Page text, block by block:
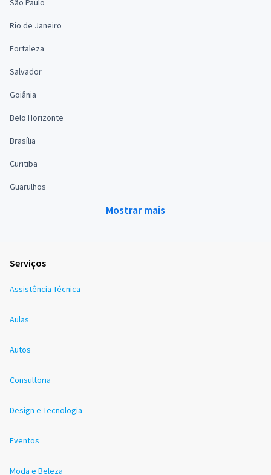
São Paulo
Rio de Janeiro
Fortaleza
Salvador
Goiânia
Belo Horizonte
Brasília
Curitiba
Guarulhos
Mostrar mais
Serviços
Assistência Técnica
Aulas
Autos
Consultoria
Design e Tecnologia
Eventos
Moda e Beleza